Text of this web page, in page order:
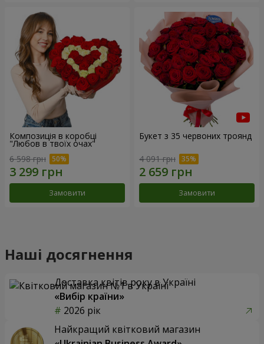
Композиція в коробці
"Любов в твоїх очах"
6 598 грн
Замовити
Букет з 35 червоних троянд
4 091 грн
Замовити
Наші досягнення
Доставка квітів року в Україні
«Вибір країни»
2026 рік
Найкращий квітковий магазин